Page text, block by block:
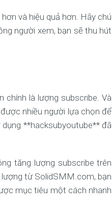
và hiệu quả hơn. Hãy chú
người xem, bạn sẽ thu hút
chính là lượng subscribe. Và
nhiều người lựa chọn để
**hacksubyoutube** đã
tăng lượng subscribe trên
từ SolidSMM.com, bạn
mục tiêu một cách nhanh